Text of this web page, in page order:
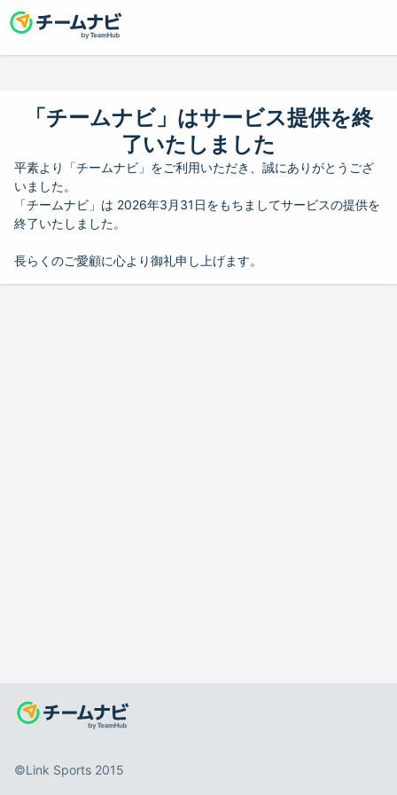
「チームナビ」はサービス提供を終
了いたしました
平素より「チームナビ」をご利用いただき、誠にありがとうござ
いました。
「チームナビ」は 2026年3月31日をもちましてサービスの提供を
終了いたしました。
長らくのご愛顧に心より御礼申し上げます。
©️Link Sports 2015